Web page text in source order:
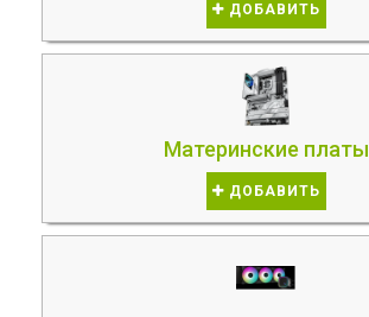
ДОБАВИТЬ
Материнские платы
ДОБАВИТЬ